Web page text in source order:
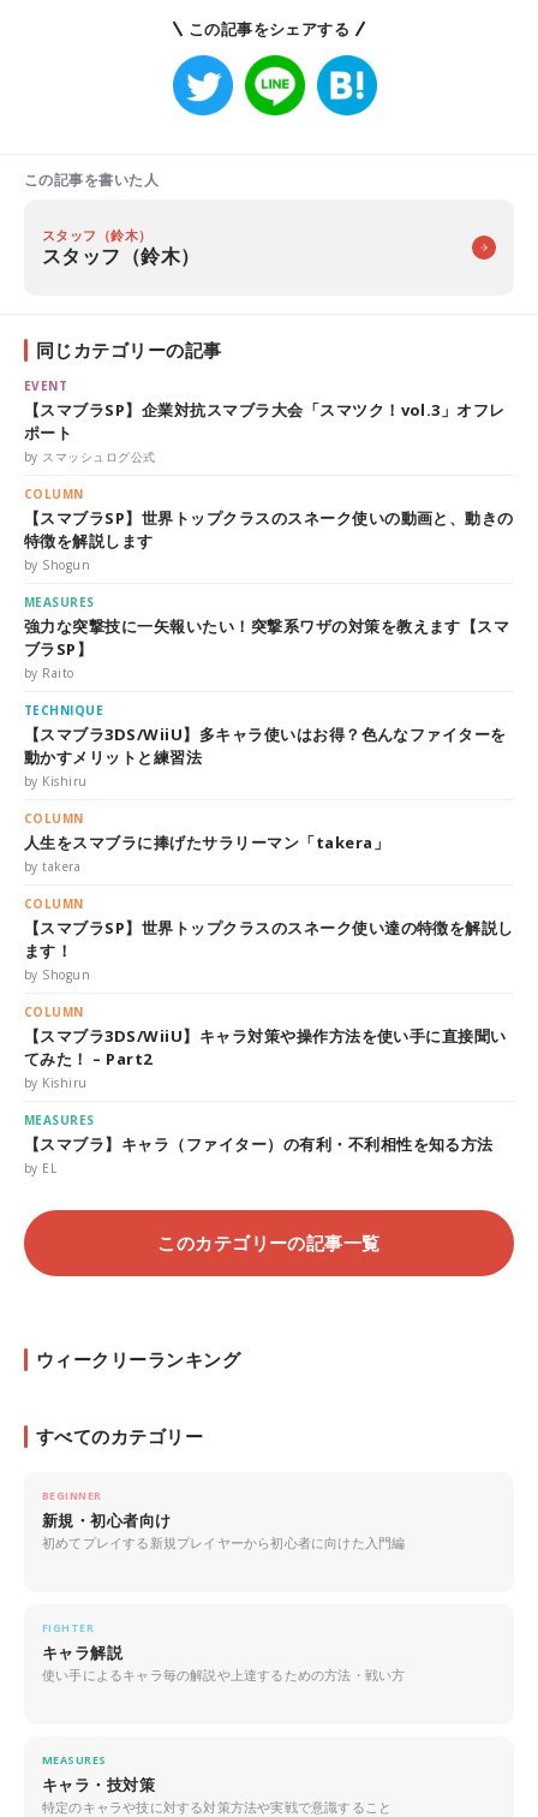
この記事をシェアする
この記事を書いた人
スタッフ（鈴木）
スタッフ（鈴木）
同じカテゴリーの記事
EVENT
【スマブラSP】企業対抗スマブラ大会「スマツク！vol.3」オフレ
ポート
by スマッシュログ公式
COLUMN
【スマブラSP】世界トップクラスのスネーク使いの動画と、動きの
特徴を解説します
by Shogun
MEASURES
強力な突撃技に一矢報いたい！突撃系ワザの対策を教えます【スマ
ブラSP】
by Raito
TECHNIQUE
【スマブラ3DS/WiiU】多キャラ使いはお得？色んなファイターを
動かすメリットと練習法
by Kishiru
COLUMN
人生をスマブラに捧げたサラリーマン「takera」
by takera
COLUMN
【スマブラSP】世界トップクラスのスネーク使い達の特徴を解説し
ます！
by Shogun
COLUMN
【スマブラ3DS/WiiU】キャラ対策や操作方法を使い手に直接聞い
てみた！ – Part2
by Kishiru
MEASURES
【スマブラ】キャラ（ファイター）の有利・不利相性を知る方法
by EL
このカテゴリーの記事一覧
ウィークリーランキング
すべてのカテゴリー
BEGINNER
新規・初心者向け
初めてプレイする新規プレイヤーから初心者に向けた入門編
FIGHTER
キャラ解説
使い手によるキャラ毎の解説や上達するための方法・戦い方
MEASURES
キャラ・技対策
特定のキャラや技に対する対策方法や実戦で意識すること